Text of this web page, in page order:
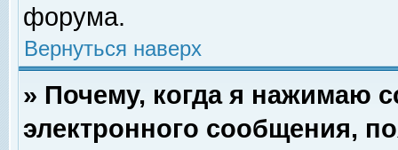
форума.
Вернуться наверх
» Почему, когда я нажимаю
электронного сообщения,